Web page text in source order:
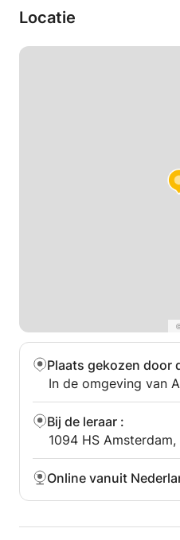
composities, klassieke
jazz- en klassieke theorie,
binnen interdisciplinaire
verschillende
schrijven van uw eigen
strijkers, houtblazers,
Jouw motivatie is de
Locatie
Plaats gekozen door
In de omgeving van
Bij de leraar :
1094 HS
Online vanuit